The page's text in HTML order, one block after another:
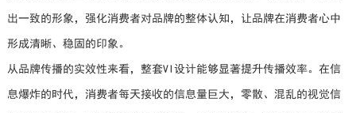
出一致的形象，强化消费者对品牌的整体认知，让品牌在消费者心中
形成清晰、稳固的印象。
从品牌传播的实效性来看，整套VI设计能够显著提升传播效率。在信
息爆炸的时代，消费者每天接收的信息量巨大，零散、混乱的视觉信